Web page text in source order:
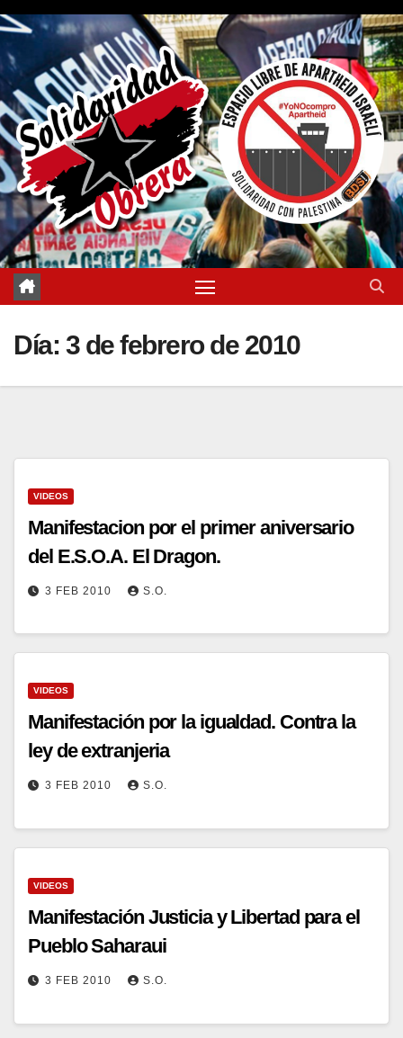
Saltar
contenido
Día: 3 de febrero de 2010
VIDEOS
Manifestacion por el primer aniversario
del E.S.O.A. El Dragon.
3 FEB 2010 S.O.
VIDEOS
Manifestación por la igualdad. Contra la
ley de extranjeria
3 FEB 2010 S.O.
VIDEOS
Manifestación Justicia y Libertad para el
Pueblo Saharaui
3 FEB 2010 S.O.